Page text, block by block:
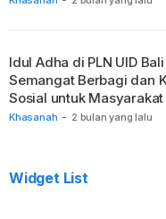
Khasanah - 2 bulan yang lalu
Idul Adha di PLN UID
Semangat Berbagi dan
Sosial untuk Masyarakat
Widget List